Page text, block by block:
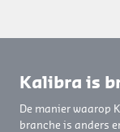
Kalibra is
De manier waarop
branche is anders